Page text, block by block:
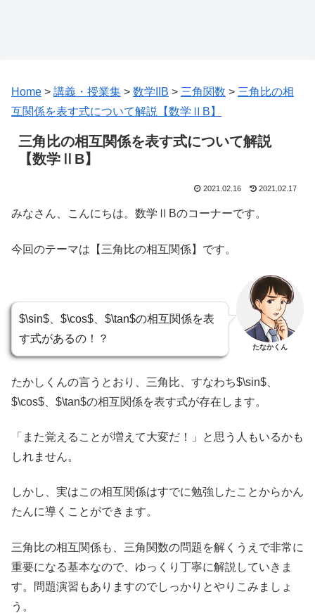
Home > 講義・授業集 > 数学IIB > 三角関数 > 三角比の相
互関係を表す式について解説【数学ⅡB】
三角比の相互関係を表す式について解説
【数学ⅡB】
2021.02.16 2021.02.17
みなさん、こんにちは。数学ⅡBのコーナーです。
今回のテーマは【三角比の相互関係】です。
$\sin$、$\cos$、$\tan$の相互関係を表
す式があるの！？
たなかくん
たかしくんの言うとおり、三角比、すなわち$\sin$、
$\cos$、$\tan$の相互関係を表す式が存在します。
「また覚えることが増えて大変だ！」と思う人もいるかも
しれません。
しかし、実はこの相互関係はすでに勉強したことからかん
たんに導くことができます。
三角比の相互関係も、三角関数の問題を解くうえで非常に
重要になる基本なので、ゆっくり丁寧に解説していきま
す。問題演習もありますのでしっかりとやりこみましょ
う。